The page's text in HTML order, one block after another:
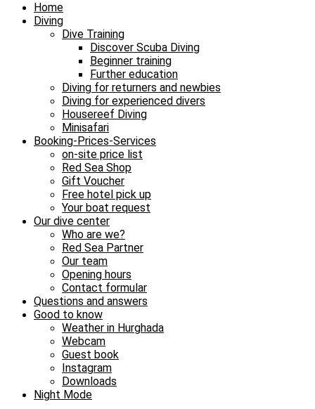
Home
Diving
Dive Training
Discover Scuba Diving
Beginner training
Further education
Diving for returners and newbies
Diving for experienced divers
Housereef Diving
Minisafari
Booking-Prices-Services
on-site price list
Red Sea Shop
Gift Voucher
Free hotel pick up
Your boat request
Our dive center
Who are we?
Red Sea Partner
Our team
Opening hours
Contact formular
Questions and answers
Good to know
Weather in Hurghada
Webcam
Guest book
Instagram
Downloads
Night Mode